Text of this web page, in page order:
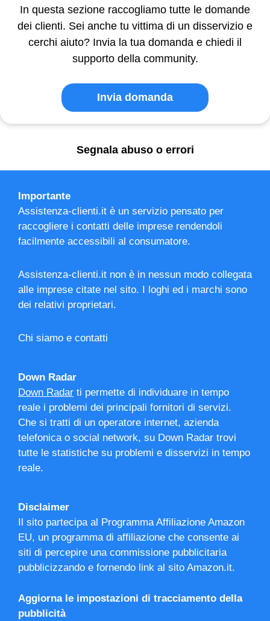
In questa sezione raccogliamo tutte le domande
dei clienti. Sei anche tu vittima di un disservizio e
cerchi aiuto? Invia la tua domanda e chiedi il
supporto della community.
Invia domanda
Segnala abuso o errori
Importante
Assistenza-clienti.it è un servizio pensato per
raccogliere i contatti delle imprese rendendoli
facilmente accessibili al consumatore.
Assistenza-clienti.it non è in nessun modo collegata
alle imprese citate nel sito. I loghi ed i marchi sono
dei relativi proprietari.
Chi siamo e contatti
Down Radar
Down Radar ti permette di individuare in tempo
reale i problemi dei principali fornitori di servizi.
Che si tratti di un operatore internet, azienda
telefonica o social network, su Down Radar trovi
tutte le statistiche su problemi e disservizi in tempo
reale.
Disclaimer
Il sito partecipa al Programma Affiliazione Amazon
EU, un programma di affiliazione che consente ai
siti di percepire una commissione pubblicitaria
pubblicizzando e fornendo link al sito Amazon.it.
Aggiorna le impostazioni di tracciamento della
pubblicità